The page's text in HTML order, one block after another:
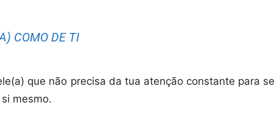
COMO DE TI
que não precisa da tua atenção constante para se
mesmo.